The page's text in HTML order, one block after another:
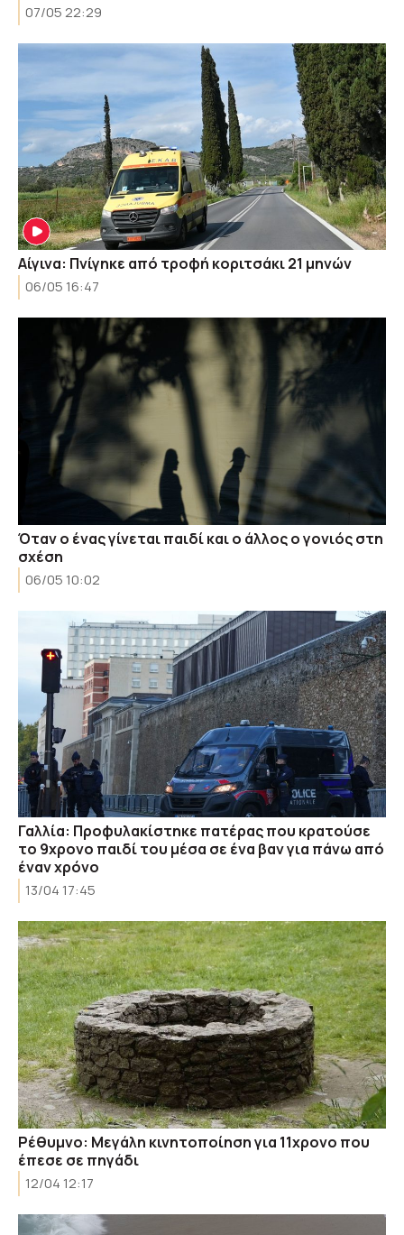
07/05 22:29
Αίγινα: Πνίγηκε από τροφή κοριτσάκι 21 μηνών
06/05 16:47
Όταν ο ένας γίνεται παιδί και ο άλλος ο γονιός στη
σχέση
06/05 10:02
Γαλλία: Προφυλακίστηκε πατέρας που κρατούσε
το 9χρονο παιδί του μέσα σε ένα βαν για πάνω από
έναν χρόνο
13/04 17:45
Ρέθυμνο: Μεγάλη κινητοποίηση για 11χρονο που
έπεσε σε πηγάδι
12/04 12:17